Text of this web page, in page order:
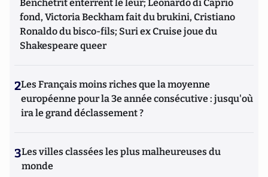
Benchetrit enterrent le leur; Leonardo di Caprio
fond, Victoria Beckham fait du brukini, Cristiano
Ronaldo du bisco-fils; Suri ex Cruise joue du
Shakespeare queer
2Les Français moins riches que la moyenne
européenne pour la 3e année consécutive : jusqu'où
ira le grand déclassement ?
3Les villes classées les plus malheureuses du
monde